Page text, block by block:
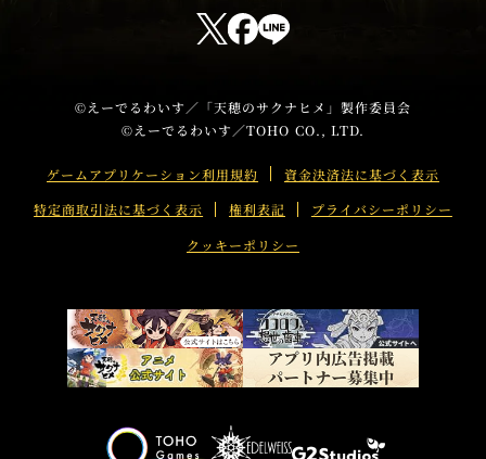
u
b
T
t
t
r
s
h
e
F
e
b
o
k
s
r
e
L
E
s
h
r
e
©えーでるわいす／「天穂のサクナヒメ」製作委員会
©えーでるわいす／TOHO CO., LTD.
ゲームアプリケーション利用規約
資金決済法に基づく表示
特定商取引法に基づく表示
権利表記
プライバシーポリシー
クッキーポリシー